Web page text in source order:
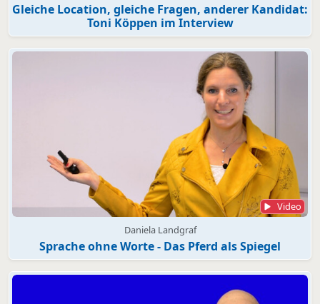
Gleiche Location, gleiche Fragen, anderer Kandidat:
Toni Köppen im Interview
Video
Daniela Landgraf
Sprache ohne Worte - Das Pferd als Spiegel